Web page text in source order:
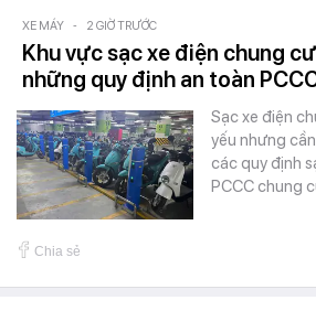
XE MÁY - 2 GIỜ TRƯỚC
Khu vực sạc xe điện chung
những quy định an toàn
Sạc xe điện
yếu nhưng
các quy định
PCCC chung
Chia sẻ